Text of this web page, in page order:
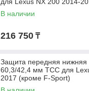
В наличии
216 750 ₸
Защита передняя нижняя
60,3/42,4 мм ТСС для
2017 (кроме F-Sport)